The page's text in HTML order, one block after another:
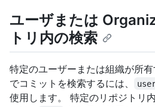
ユーザまたは
トリ内の検索
特定のユーザーまたは組織が所
でコミットを検索するには、
使用します。 特定のリポジトリ